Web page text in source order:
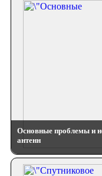
Основные проблемы и
антенн